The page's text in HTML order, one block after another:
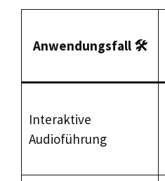
Anwendungsfall 🛠️
Interaktive
Audioführung